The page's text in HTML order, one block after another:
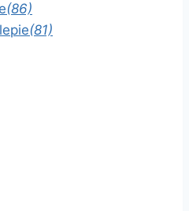
(86)
(81)